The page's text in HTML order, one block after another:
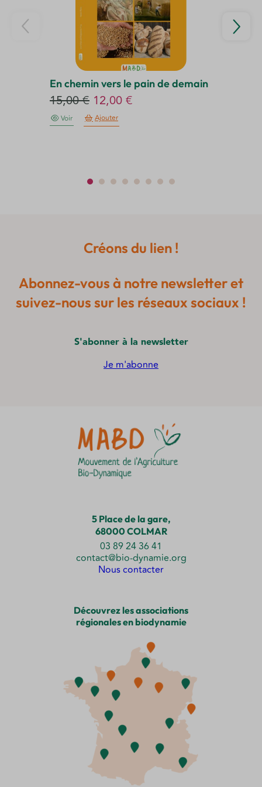
En chemin vers le pain de demain
15,00€ Le
prix
initial
12,00€
Voir Ajouter
Créons du lien !
Abonnez-vous à notre newsletter et
suivez-nous sur les réseaux sociaux !
S'abonner à la newsletter
Je m'abonne
5 Place de la gare,
68000 COLMAR
03 89 24 36 41
contact@bio-dynamie.org
Nous contacter
Découvrez les associations
régionales en biodynamie